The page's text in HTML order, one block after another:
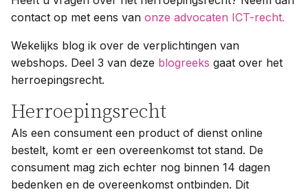
contact op met eens van onze advocaten ICT-recht.
Wekelijks blog ik over de verplichtingen van
webshops. Deel 3 van deze blogreeks gaat over het
herroepingsrecht.
Herroepingsrecht
Als een consument een product of dienst online
bestelt, komt er een overeenkomst tot stand. De
consument mag zich echter nog binnen 14 dagen
bedenken en de overeenkomst ontbinden. Dit